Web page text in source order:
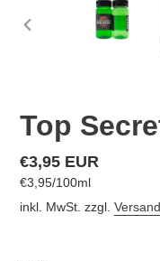
VORHERIGER
Top
Normaler
Preis
€3,95 EUR
Einzelpreis
€3,95/pro
100ml
inkl. MwSt. zzgl.